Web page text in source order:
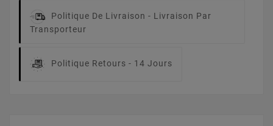
Politique De Livraison - Livraison Par
Transporteur
Politique Retours - 14 Jours